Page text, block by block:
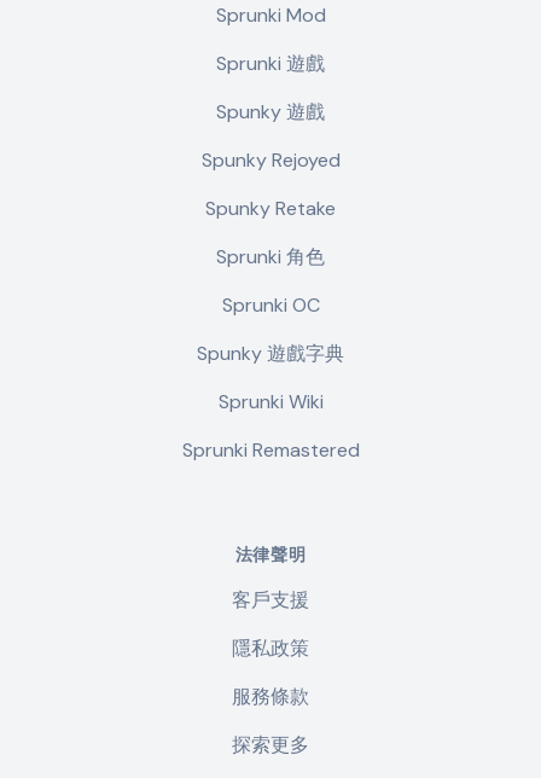
Sprunki Mod
Sprunki 遊戲
Spunky 遊戲
Spunky Rejoyed
Spunky Retake
Sprunki 角色
Sprunki OC
Spunky 遊戲字典
Sprunki Wiki
Sprunki Remastered
法律聲明
客戶支援
隱私政策
服務條款
探索更多